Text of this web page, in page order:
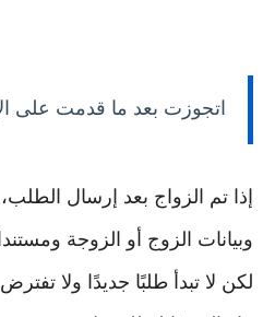
اتجوزت بعد ما قدمت على
إذا تم الزواج بعد إرسال
وبيانات الزوج أو الزوجة
لكن لا تبدأ طلبًا جديدًا ولا